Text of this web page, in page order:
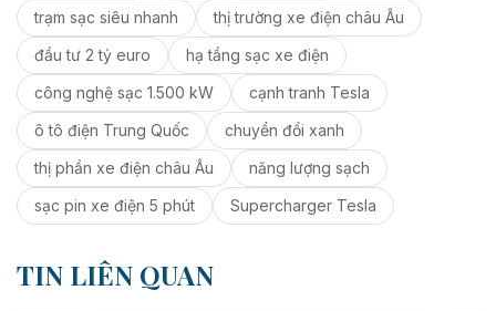
trạm sạc siêu nhanh
thị trường xe điện châu Âu
đầu tư 2 tỷ euro
hạ tầng sạc xe điện
công nghệ sạc 1.500 kW
cạnh tranh Tesla
ô tô điện Trung Quốc
chuyển đổi xanh
thị phần xe điện châu Âu
năng lượng sạch
sạc pin xe điện 5 phút
Supercharger Tesla
TIN LIÊN QUAN